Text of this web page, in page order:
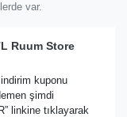
var.
Ruum Store
kuponu
şimdi
linkine tıklayarak